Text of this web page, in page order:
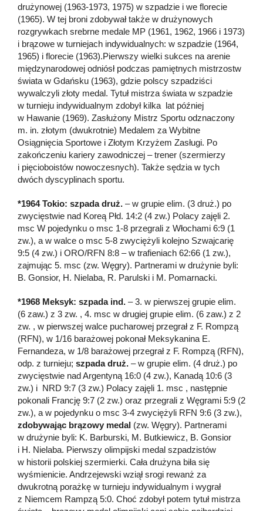
drużynowej (1963-1973, 1975) w szpadzie i we florecie
(1965). W tej broni zdobywał także w drużynowych
rozgrywkach srebrne medale MP (1961, 1962, 1966 i 1973)
i brązowe w turniejach indywidualnych: w szpadzie (1964,
1965) i florecie (1963).Pierwszy wielki sukces na arenie
międzynarodowej odniósł podczas pamiętnych mistrzostw
świata w Gdańsku (1963), gdzie polscy szpadziści
wywalczyli złoty medal. Tytuł mistrza świata w szpadzie
w turnieju indywidualnym zdobył kilka lat później
w Hawanie (1969). Zasłużony Mistrz Sportu odznaczony
m. in. złotym (dwukrotnie) Medalem za Wybitne
Osiągnięcia Sportowe i Złotym Krzyżem Zasługi. Po
zakończeniu kariery zawodniczej – trener (szermierzy
i pięcioboistów nowoczesnych). Także sędzia w tych
dwóch dyscyplinach sportu.
*1964 Tokio: szpada druż. – w grupie elim. (3 druż.) po
zwycięstwie nad Koreą Płd. 14:2 (4 zw.) Polacy zajęli 2.
msc W pojedynku o msc 1-8 przegrali z Włochami 6:9 (1
zw.), a w walce o msc 5-8 zwyciężyli kolejno Szwajcarię
9:5 (4 zw.) i ORO/RFN 8:8 – w trafieniach 62:66 (1 zw.),
zajmując 5. msc (zw. Węgry). Partnerami w drużynie byli:
B. Gonsior, H. Nielaba, R. Parulski i M. Pomarnacki.
*1968 Meksyk: szpada ind. – 3. w pierwszej grupie elim.
(6 zaw.) z 3 zw. , 4. msc w drugiej grupie elim. (6 zaw.) z 2
zw. , w pierwszej walce pucharowej przegrał z F. Rompzą
(RFN), w 1/16 barażowej pokonał Meksykanina E.
Fernandeza, w 1/8 barażowej przegrał z F. Rompzą (RFN),
odp. z turnieju; szpada druż. – w grupie elim. (4 druż.) po
zwycięstwie nad Argentyną 16:0 (4 zw.), Kanadą 10:6 (3
zw.) i NRD 9:7 (3 zw.) Polacy zajęli 1. msc , następnie
pokonali Francję 9:7 (2 zw.) oraz przegrali z Węgrami 5:9 (2
zw.), a w pojedynku o msc 3-4 zwyciężyli RFN 9:6 (3 zw.),
zdobywając brązowy medal (zw. Węgry). Partnerami
w drużynie byli: K. Barburski, M. Butkiewicz, B. Gonsior
i H. Nielaba. Pierwszy olimpijski medal szpadzistów
w historii polskiej szermierki. Cała drużyna biła się
wyśmienicie. Andrzejewski wziął srogi rewanż za
dwukrotną porażkę w turnieju indywidualnym i wygrał
z Niemcem Rampzą 5:0. Choć zdobył potem tytuł mistrza